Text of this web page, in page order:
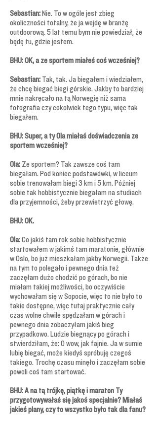
Sebastian:Nie. To w ogóle jest zbieg
okoliczności totalny, że ja wejdę w branżę
outdoorową. 5 lat temu bym nie powiedział, że
będę tu, gdzie jestem.
BHU: OK, a ze sportem miałeś coś wcześniej?
Sebastian: Tak, tak. Ja biegałem i wiedziałem,
że chcę biegać biegi górskie. Jakby to bardziej
mnie nakręcało na tą Norwegię niż sama
fotografia czy cokolwiek tego typu, więc tak
biegałem.
BHU: Super, a ty Ola miałaś doświadczenia ze
sportem wcześniej?
Ola: Ze sportem? Tak zawsze coś tam
biegałam. Pod koniec podstawówki, w liceum
sobie trenowałam biegi 3 km i 5 km. Później
sobie tak hobbistycznie biegałam na studiach
dla przyjemności, żeby przewietrzyć głowę.
BHU: OK.
Ola:Co jakiś tam rok sobie hobbistycznie
startowałem w jakimś tam maratonie, głównie
w Oslo, bo już mieszkałam jakby Norwegii. Także
na tym to polegało i pewnego dnia też
zaczęłam dużo chodzić po górach, bo nie
miałam takiej możliwości, bo oczywiście
wychowałam się w Sopocie, więc to nie było to
takie dostępne, więc tutaj praktycznie cały
czas wolne chwile spędzałam w górach i
pewnego dnia zobaczyłam jakiś bieg
przypadkowo. Ludzie biegnący po górach i
stwierdziłam, że: O wow, jak fajnie. Ja w sumie
lubię biegać, może kiedyś spróbuję czegoś
takiego. Trochę czasu minęło i zaczęłam sobie
powoli coś tam startować.
BHU: A na tą trójkę, piątkę i maraton Ty
przygotowywałaś się jakoś specjalnie? Miałaś
jakieś plany, czy to wszystko było tak dla fanu?